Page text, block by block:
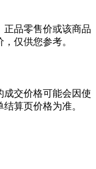
正品零售价或该商品
仅供您参考。
成交价格可能会因使
算页价格为准。